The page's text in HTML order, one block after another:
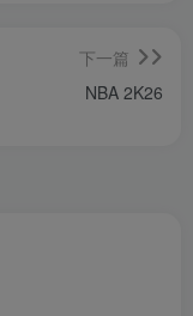
下一篇
NBA 2K26